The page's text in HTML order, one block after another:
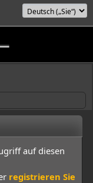
auf diesen
registrieren Sie